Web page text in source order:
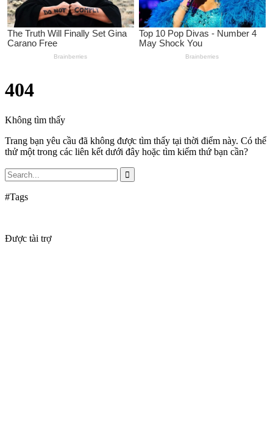
404
Không tìm thấy
Trang bạn yêu cầu đã không được tìm thấy tại thời điểm này. Có thể
thử một trong các liên kết dưới đây hoặc tìm kiếm thứ bạn cần?
#Tags
Được tài trợ